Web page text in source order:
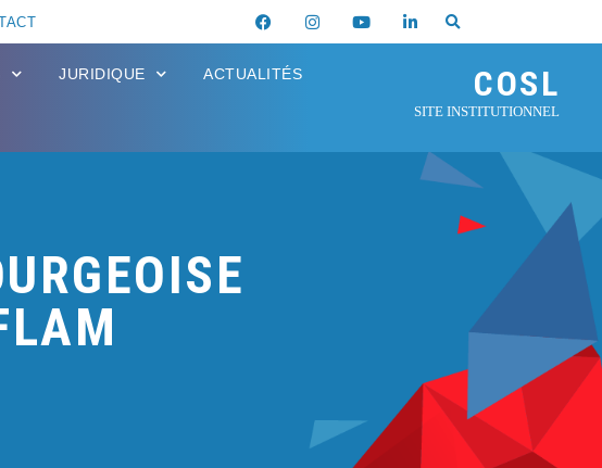
JURIDIQUE ACTUALITÉS COSL
SITE INSTITUTIONNEL